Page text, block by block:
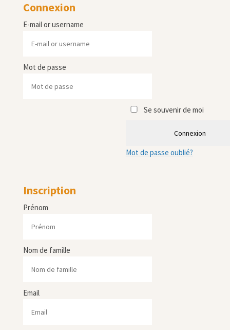
Connexion
E-mail or username
Mot de passe
Se souvenir de moi
Connexion
Mot de passe oublié?
Inscription
Prénom
Nom de famille
Email